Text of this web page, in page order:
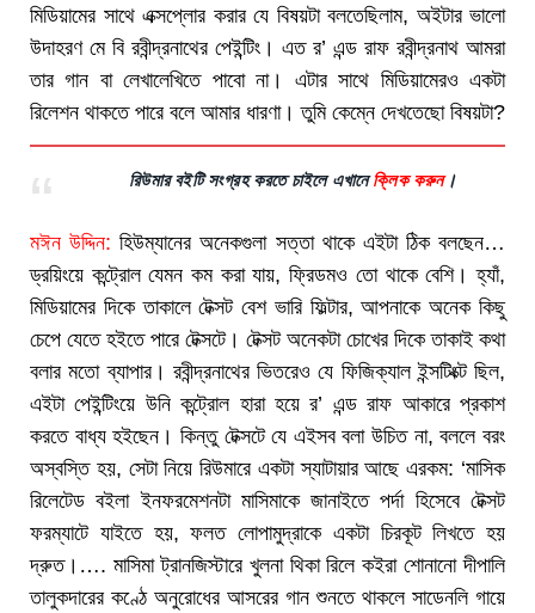
মিডিয়ামের সাথে এক্সপ্লোর করার যে বিষয়টা বলতেছিলাম, অইটার ভালো
উদাহরণ মে বি রবীন্দ্রনাথের পেইন্টিং। এত র’ এন্ড রাফ রবীন্দ্রনাথ আমরা
তার গান বা লেখালেখিতে পাবো না। এটার সাথে মিডিয়ামেরও একটা
রিলেশন থাকতে পারে বলে আমার ধারণা। তুমি কেম্নে দেখতেছো বিষয়টা?
রিউমার বইটি সংগ্রহ করতে চাইলে এখানেক্লিক করুন।
মঈন উদ্দিন: হিউম্যানের অনেকগুলা সত্তা থাকে এইটা ঠিক বলছেন…
ড্রয়িংয়ে কন্ট্রোল যেমন কম করা যায়, ফ্রিডমও তো থাকে বেশি। হ্যাঁ,
মিডিয়ামের দিকে তাকালে টেক্সট বেশ ভারি ফিল্টার, আপনাকে অনেক কিছু
চেপে যেতে হইতে পারে টেক্সটে। টেক্সট অনেকটা চোখের দিকে তাকাই কথা
বলার মতো ব্যাপার। রবীন্দ্রনাথের ভিতরেও যে ফিজিক্যাল ইন্সটিংক্ট ছিল,
এইটা পেইন্টিংয়ে উনি কন্ট্রোল হারা হয়ে র’ এন্ড রাফ আকারে প্রকাশ
করতে বাধ্য হইছেন। কিন্তু টেক্সটে যে এইসব বলা উচিত না, বললে বরং
অস্বস্তি হয়, সেটা নিয়ে রিউমারে একটা স্যাটায়ার আছে এরকম: ‘মাসিক
রিলেটেড বইলা ইনফরমেশনটা মাসিমাকে জানাইতে পর্দা হিসেবে টেক্সট
ফরম্যাটে যাইতে হয়, ফলত লোপামুদ্রাকে একটা চিরকূট লিখতে হয়
দ্রুত।…. মাসিমা ট্রানজিস্টারে খুলনা থিকা রিলে কইরা শোনানো দীপালি
তালুকদারের কণ্ঠে অনুরোধের আসরের গান শুনতে থাকলে সাডেনলি গায়ে